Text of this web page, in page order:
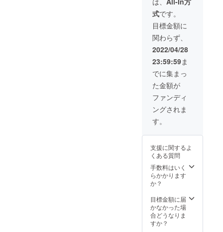
みます
が、そ
れ以上
は1,000
円/人を
追加す
ること
で対応
可能で
す。 ※
そのま
まワー
ケー
方は、
テレ
ワーク
できる
スペー
スや宿
案内で
きま
す。 *鎌
や、お
子様も
召し上
がる場
合は、
備考欄
旨を記
載下さ
い。 ※
原材料
及び添
加物等
の食品
商品の
ラベル
に表記
されま
す。 ※
一枚目
の使い
捨て容
器
能性が
ありま
す。 10
個セッ
ト以上
の数量
をご希
望の場
合は、
リター
ン選択
後「上
乗せ支
援で応
欄に1
セット
5000円
×希望
セット
数分を
考欄に
その旨
をご記
800ml
、電子
レンジ/
食洗機
対応）
・カッ
プ容
器 １
つ（容
量約
300ml
、電子
レンジ/
食洗機
メール
バック
（テイ
クアウ
ト用）
１つ 本
ズ 横x
縦： 約
300×36
0mm（
、電子
レンジ/
食洗機
対応）
・カッ
プ容器
+オリジ
ナルロ
ゴ印
字 100
個（容
量約
300ml
、電子
対応）
導入サ
ポート
（導入
マニュ
アル＋
POPテ
ンプ
レート
＋A6サ
式です。
目標金額に
関わらず、
2022/04/28
23:59:59ま
でに集まっ
た金額が
ファンディ
ングされま
す。
支援に関するよ
くある質問
手数料はいく
らかかります
か？
目標金額に届
かなかった場
合どうなりま
すか？